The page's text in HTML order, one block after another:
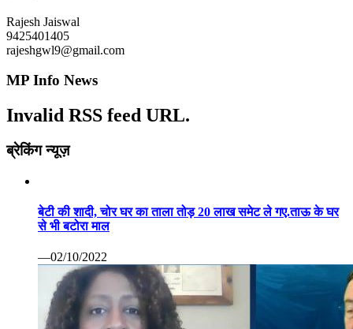
Rajesh Jaiswal
9425401405
rajeshgwl9@gmail.com
MP Info News
Invalid RSS feed URL.
ब्रेकिंग न्यूज़
बेटी की शादी, चोर घर का ताला तोड़ 20 लाख समेट ले गए.ताऊ के घर
से भी बटोरा माल
—02/10/2022